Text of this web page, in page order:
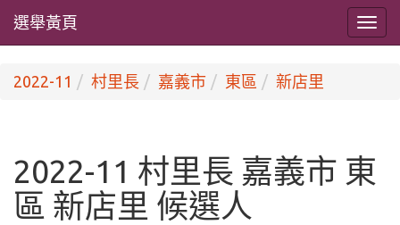
選舉黃頁
2022-11 村里長 嘉義市 東區 新店里
2022-11 村里長 嘉義市 東
區 新店里 候選人